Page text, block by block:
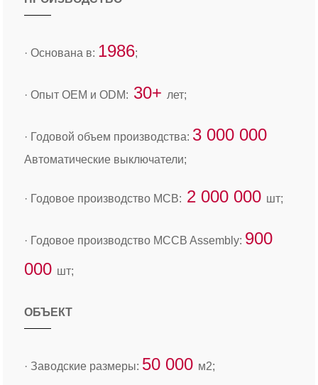
· Основана в: 1986;
· Опыт OEM и ODM: 30+ лет;
· Годовой объем производства: 3 000 000
Автоматические выключатели;
· Годовое производство MCB: 2 000 000 шт;
· Годовое производство MCCB Assembly: 900
000 шт;
ОБЪЕКТ
· Заводские размеры: 50 000 м2;